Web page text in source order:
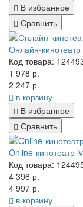
В избранное
Сравнить
Онлайн-
Код товара:
1 978 р.
2 247 р.
в корзину
В избранное
Сравнить
Online-кинотеатр
Код товара:
4 398 р.
4 997 р.
в корзину